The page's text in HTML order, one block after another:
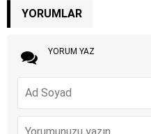
YORUMLAR
YORUM YAZ